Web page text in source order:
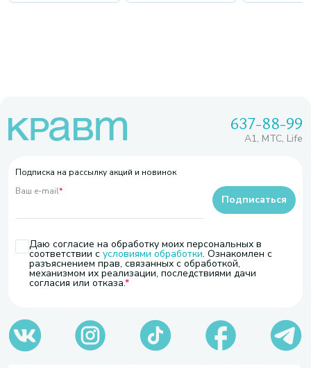
637-88-99
A1, МТС, Life
Подписка на рассылку акций и новинок
Ваш e-mail*
Даю согласие на обработку моих персональных в
соответствии с условиями обработки. Ознакомлен с
разъяснением прав, связанных с обработкой,
механизмом их реализации, последствиями дачи
согласия или отказа.
Подписаться